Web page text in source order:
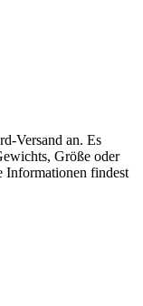
Versand an. Es
Größe oder
Informationen findest